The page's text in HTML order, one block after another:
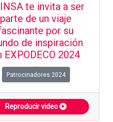
te invita a ser
parte de un viaje
por su
de inspiración
EXPODECO 2024
Patrocinadores 2024
Reproducir video